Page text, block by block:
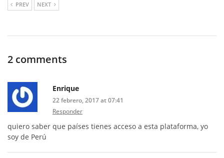
PREV NEXT
2 comments
Enrique
22 febrero, 2017 at 07:41
Responder
quiero saber que países tienes acceso a esta plataforma, yo
soy de Perú